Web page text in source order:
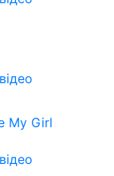
My Girl